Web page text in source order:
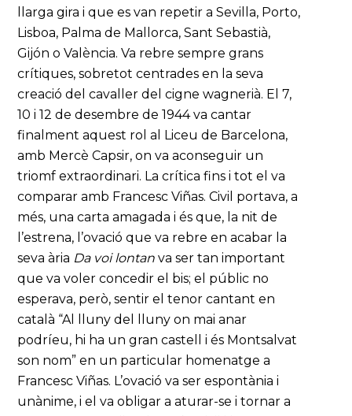
llarga gira i que es van repetir a Sevilla, Porto,
Lisboa, Palma de Mallorca, Sant Sebastià,
Gijón o València. Va rebre sempre grans
crítiques, sobretot centrades en la seva
creació del cavaller del cigne wagnerià. El 7,
10 i 12 de desembre de 1944 va cantar
finalment aquest rol al Liceu de Barcelona,
amb Mercè Capsir, on va aconseguir un
triomf extraordinari. La crítica fins i tot el va
comparar amb Francesc Viñas. Civil portava, a
més, una carta amagada i és que, la nit de
l’estrena, l’ovació que va rebre en acabar la
seva ària Da voi lontan va ser tan important
que va voler concedir el bis; el públic no
esperava, però, sentir el tenor cantant en
català “Al lluny del lluny on mai anar
podríeu, hi ha un gran castell i és Montsalvat
son nom” en un particular homenatge a
Francesc Viñas. L’ovació va ser espontània i
unànime, i el va obligar a aturar-se i tornar a